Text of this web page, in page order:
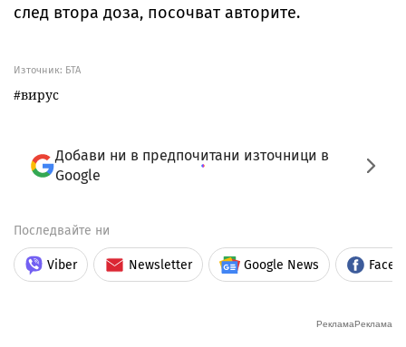
след втора доза, посочват авторите.
Източник: БТА
вирус
Добави ни в предпочитани източници в
Google
Последвайте ни
Viber Newsletter Google News